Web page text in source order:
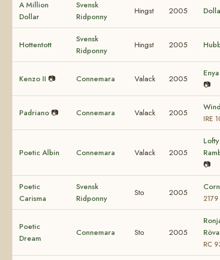
A Million
Dollar
Svensk
Ridponny
Hingst 2005
Hottentott
Svensk
Ridponny
Hingst 2005
Kenzo II 📷 Connemara Valack 2005
📷
Padriano 📷 Connemara Valack 2005
IRE
Poetic Albin Connemara Valack 2005
📷
Poetic
Carisma
Svensk
Ridponny
Sto 2005
2179
Poetic
Dream
Connemara Sto 2005
RC